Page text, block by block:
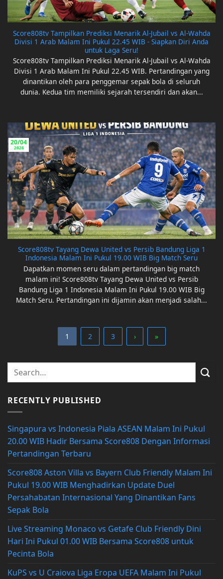
Score808tv Tampilkan Prediksi Menarik Al-Jubail vs Al-Wahda
Divisi 1 Arab Malam Ini Pukul 22.45 WIB - Siapkan Diri Anda
untuk Laga Seru!
Score808tv Tampilkan Prediksi Menarik Al-Jubail vs Al-Wahda
Divisi 1 Arab Malam Ini Pukul 22.45 WIB. Pertandingan yang
dinantikan oleh para penggemar sepak bola di seluruh
dunia. Kedua tim memiliki sejarah tersendiri dan akan...
Score808tv Tayang Dewa United vs Persib Bandung Liga 1
Indonesia Malam Ini Pukul 19.00 WIB Big Match Seru
Dapatkan momen seru dalam pertandingan big match
malam ini! Score808tv Tayang Dewa United vs Persib
Bandung Liga 1 Indonesia Malam Ini Pukul 19.00 WIB Big
Match Seru. Pertandingan ini dijamin akan menjadi salah...
20/04
2026
1 2 3 › »
RECENTLY PUBLISHED
Singapura vs Indonesia Piala ASEAN Malam Ini Pukul
20.00 WIB Hadir Bersama Score808 Dengan Informasi
Pertandingan Terbaru
Score808 Aston Villa vs Bayern Club Friendly Malam Ini
Pukul 19.00 WIB Menghadirkan Update Duel
Persahabatan Internasional Yang Dinantikan Fans
Sepak Bola
Live Streaming Monaco vs Getafe Club Friendly Dini
Hari Ini Pukul 01.00 WIB Bersama Score808 untuk
Pecinta Bola
KuPS vs U Craiova Liga Eropa UEFA Malam Ini Pukul